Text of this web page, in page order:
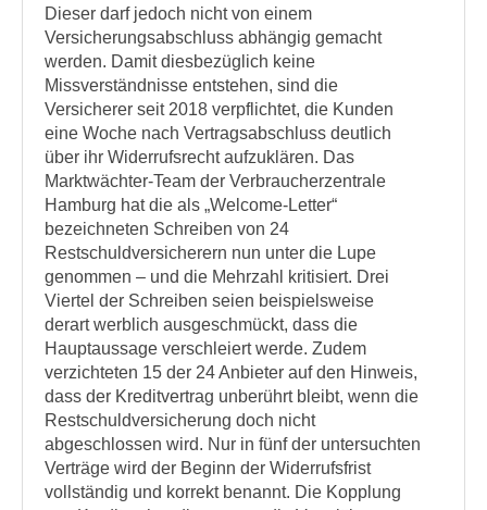
Dieser darf jedoch nicht von einem
Versicherungsabschluss abhängig gemacht
werden. Damit diesbezüglich keine
Missverständnisse entstehen, sind die
Versicherer seit 2018 verpflichtet, die Kunden
eine Woche nach Vertragsabschluss deutlich
über ihr Widerrufsrecht aufzuklären. Das
Marktwächter-Team der Verbraucherzentrale
Hamburg hat die als „Welcome-Letter“
bezeichneten Schreiben von 24
Restschuldversicherern nun unter die Lupe
genommen – und die Mehrzahl kritisiert. Drei
Viertel der Schreiben seien beispielsweise
derart werblich ausgeschmückt, dass die
Hauptaussage verschleiert werde. Zudem
verzichteten 15 der 24 Anbieter auf den Hinweis,
dass der Kreditvertrag unberührt bleibt, wenn die
Restschuldversicherung doch nicht
abgeschlossen wird. Nur in fünf der untersuchten
Verträge wird der Beginn der Widerrufsfrist
vollständig und korrekt benannt. Die Kopplung